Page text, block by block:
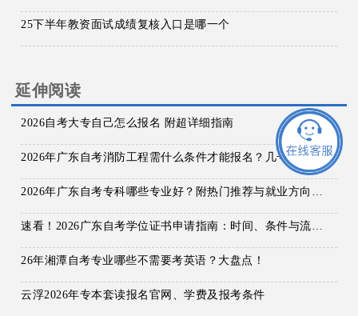
25下半年教资面试成绩复核入口是哪一个
延伸阅读
2026自考大专自己怎么报名 附超详细指南
2026年广东自考消防工程需什么条件才能报名？几号报考
26年湘潭自考专业哪些不需要考英语？大盘点！
云浮2026年专本套读报名官网、学费及报考条件